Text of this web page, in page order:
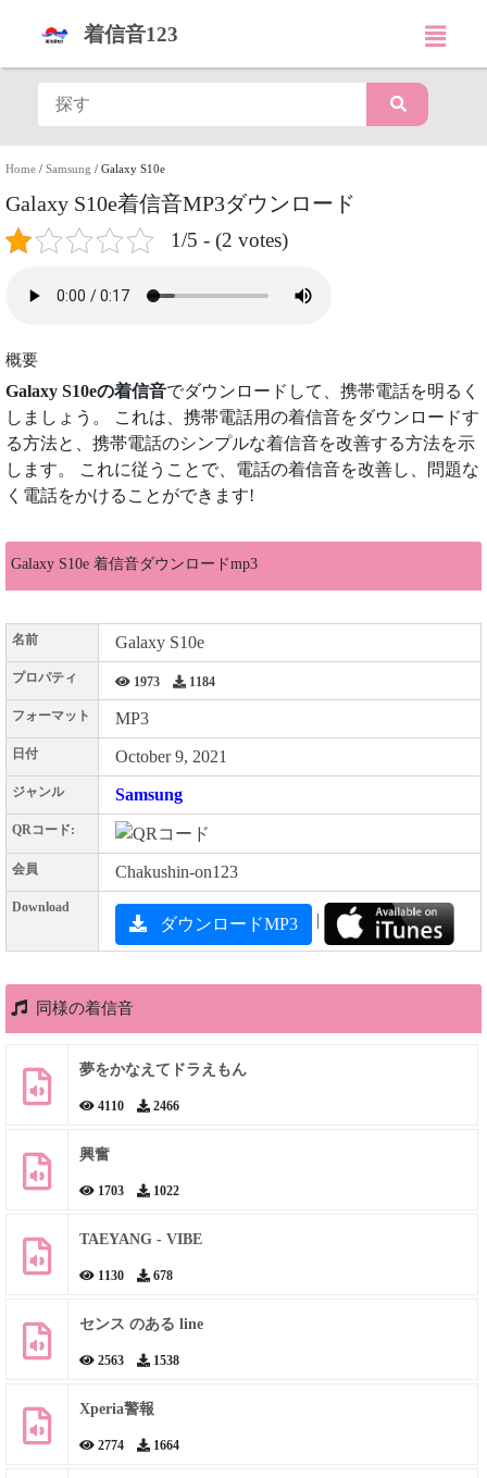
着信音123
Home / Samsung / Galaxy S10e
Galaxy S10e着信音MP3ダウンロード
1/5 - (2 votes)
概要
Galaxy S10eの着信音でダウンロードして、携帯電話を明るく
しましょう。 これは、携帯電話用の着信音をダウンロードす
る方法と、携帯電話のシンプルな着信音を改善する方法を示
します。 これに従うことで、電話の着信音を改善し、問題な
く電話をかけることができます!
Galaxy S10e 着信音ダウンロードmp3
名前 Galaxy S10e
プロパティ 1973 1184
フォーマット MP3
日付 October 9, 2021
ジャンル Samsung
QRコード:
会員 Chakushin-on123
Download
ダウンロードMP3 |
同様の着信音
夢をかなえてドラえもん
4110 2466
興奮
1703 1022
TAEYANG - VIBE
1130 678
センス のある line
2563 1538
Xperia警報
2774 1664